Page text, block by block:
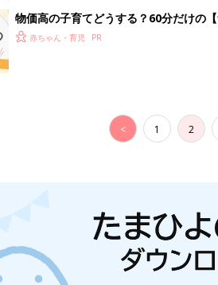
物価高の子育てどうする？60分だけの
赤ちゃん・育児
< 1 2